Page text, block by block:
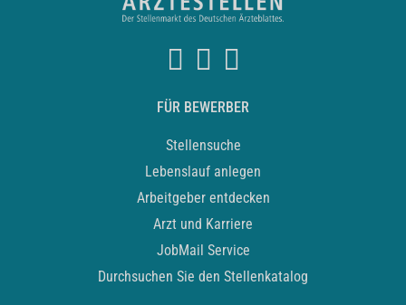
FÜR BEWERBER
Stellensuche
Lebenslauf anlegen
Arbeitgeber entdecken
Arzt und Karriere
JobMail Service
Durchsuchen Sie den Stellenkatalog